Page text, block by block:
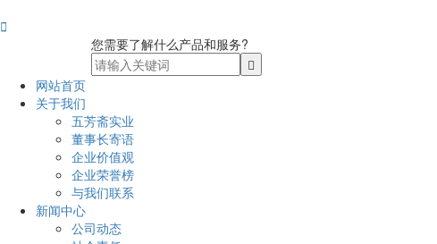

您需要了解什么产品和服务?
网站首页
关于我们
五芳斋实业
董事长寄语
企业价值观
企业荣誉榜
与我们联系
新闻中心
公司动态